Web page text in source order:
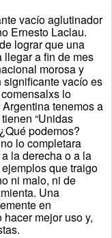
vacío aglutinador
Ernesto Laclau.
lograr que una
a fin de mes
morosa y
significante vacío es
lo
tenemos a
“Unidas
podemos?
lo completara
la derecha o a la
que traigo
ni malo, ni de
Una
en
mejor uso y,